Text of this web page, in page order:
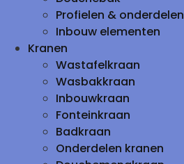
Profielen & onderdelen
Inbouw elementen
Kranen
Wastafelkraan
Wasbakkraan
Inbouwkraan
Fonteinkraan
Badkraan
Onderdelen kranen